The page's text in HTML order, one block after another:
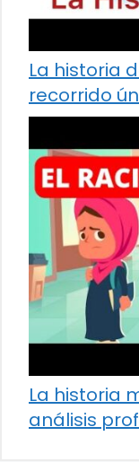
La historia
recorrido
La historia
análisis